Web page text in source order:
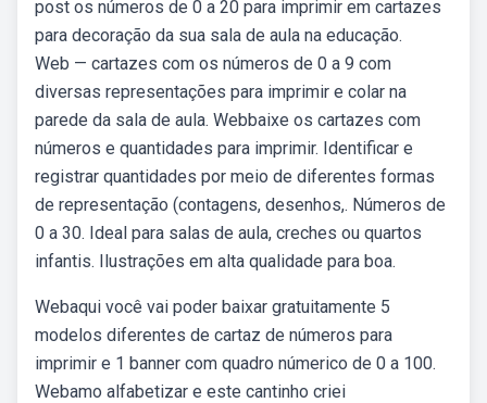
post os números de 0 a 20 para imprimir em cartazes
para decoração da sua sala de aula na educação.
Web — cartazes com os números de 0 a 9 com
diversas representações para imprimir e colar na
parede da sala de aula. Webbaixe os cartazes com
números e quantidades para imprimir. Identificar e
registrar quantidades por meio de diferentes formas
de representação (contagens, desenhos,. Números de
0 a 30. Ideal para salas de aula, creches ou quartos
infantis. Ilustrações em alta qualidade para boa.
Webaqui você vai poder baixar gratuitamente 5
modelos diferentes de cartaz de números para
imprimir e 1 banner com quadro númerico de 0 a 100.
Webamo alfabetizar e este cantinho criei